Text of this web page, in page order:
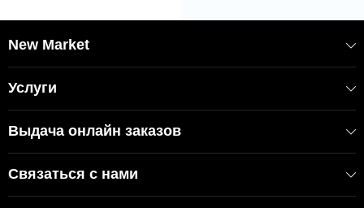
New Market
Услуги
Выдача онлайн заказов
Связаться с нами